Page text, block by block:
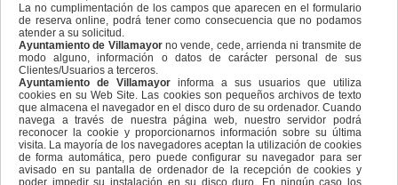
La no cumplimentación de los campos que aparecen en el formulario
de reserva online, podrá tener como consecuencia que no podamos
atender a su solicitud.
Ayuntamiento de Villamayorno vende, cede, arrienda ni transmite de
modo alguno, información o datos de carácter personal de sus
Clientes/Usuarios a terceros.
Ayuntamiento de Villamayor informa a sus usuarios que utiliza
cookies en su Web Site. Las cookies son pequeños archivos de texto
que almacena el navegador en el disco duro de su ordenador. Cuando
navega a través de nuestra página web, nuestro servidor podrá
reconocer la cookie y proporcionarnos información sobre su última
visita. La mayoría de los navegadores aceptan la utilización de cookies
de forma automática, pero puede configurar su navegador para ser
avisado en su pantalla de ordenador de la recepción de cookies y